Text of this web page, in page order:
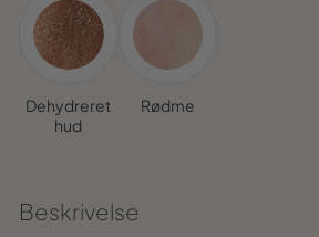
Beskrivelse
Dehydreret
hud
Rødme